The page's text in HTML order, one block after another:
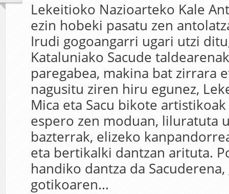
Lekeitioko Nazioarteko Kale
ezin hobeki pasatu zen
Irudi gogoangarri ugari utzi
Kataluniako Sacude
paregabea, makina bat zirrara
nagusitu ziren hiru egunez,
Mica eta Sacu bikote artistikoak
espero zen moduan, liluratuta
bazterrak, elizeko
eta bertikalki dantzan arituta.
handiko dantza da
gotikoaren...